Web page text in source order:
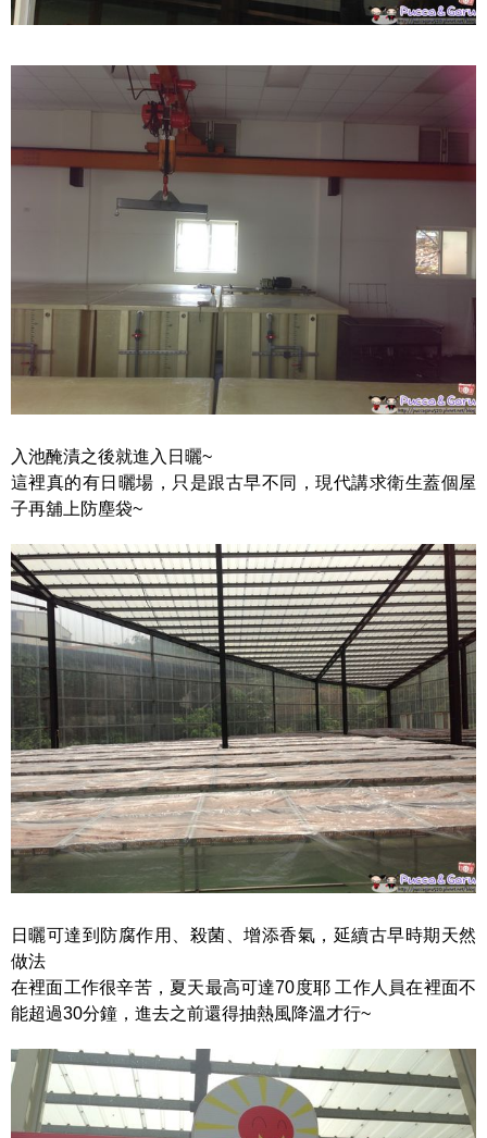
入池醃漬之後就進入日曬~
這裡真的有日曬場，只是跟古早不同，現代講求衛生蓋個屋
子再舖上防塵袋~
日曬可達到防腐作用、殺菌、增添香氣，延續古早時期天然
做法
在裡面工作很辛苦，夏天最高可達70度耶 工作人員在裡面不
能超過30分鐘，進去之前還得抽熱風降溫才行~